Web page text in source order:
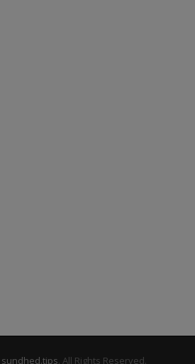
sundhed.tips. All Rights Reserved.